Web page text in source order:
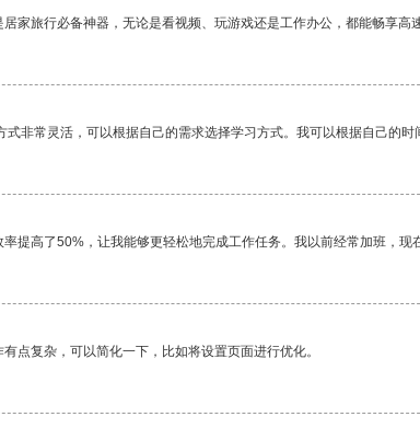
家旅行必备神器，无论是看视频、玩游戏还是工作办公，都能畅享高
式非常灵活，可以根据自己的需求选择学习方式。我可以根据自己的时
提高了50%，让我能够更轻松地完成工作任务。我以前经常加班，现
点复杂，可以简化一下，比如将设置页面进行优化。